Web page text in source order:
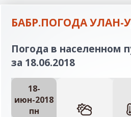
БАБР.ПОГОДА УЛАН-
Погода в населенном
за 18.06.2018
18-
июн-2018
пн